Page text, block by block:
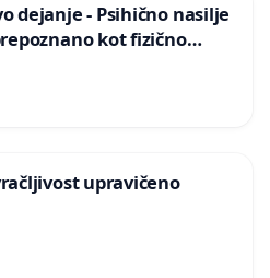
dejanje - Psihično nasilje
kot fizično
upravičeno